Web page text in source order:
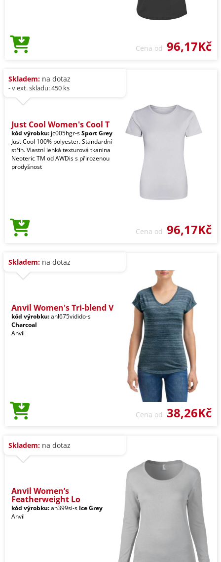
Cena od 96,17Kč
Skladem: na dotaz
- v ext. skladu: 450 ks
Just Cool Women's Cool T
kód výrobku: jc005hgr-sSport Grey
Just Cool 100% polyester. Standardní
střih. Vlastní lehká texturová tkanina
Neoteric TM od AWDis s přirozenou
prodyšnost
Cena od 96,17Kč
Skladem: na dotaz
Anvil Women's Tri-blend V
kód výrobku:anl675vidido-s
Charcoal
Anvil
Cena od 38,26Kč
Skladem: na dotaz
Anvil Women’s
Featherweight Lo
kód výrobku:an399si-s Ice Grey
Anvil